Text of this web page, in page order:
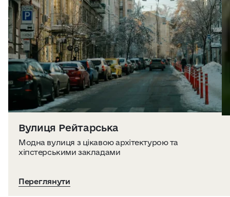
Вулиця Рейтарська
Модна вулиця з цікавою архітектурою та
хіпстерськими закладами
Переглянути